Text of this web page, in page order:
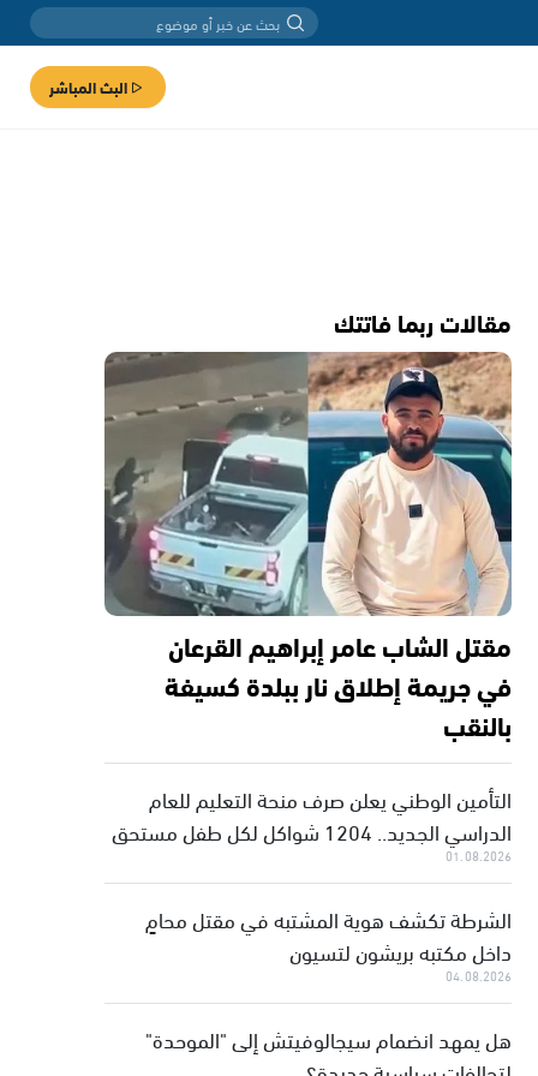
البث المباشر
مقالات ربما فاتتك
مقتل الشاب عامر إبراهيم القرعان
في جريمة إطلاق نار ببلدة كسيفة
بالنقب
التأمين الوطني يعلن صرف منحة التعليم للعام
الدراسي الجديد.. 1204 شواكل لكل طفل مستحق
01.08.2026
الشرطة تكشف هوية المشتبه في مقتل محامٍ
داخل مكتبه بريشون لتسيون
04.08.2026
هل يمهد انضمام سيجالوفيتش إلى "الموحدة"